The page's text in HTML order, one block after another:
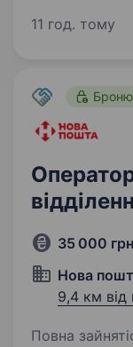
видача продукції
11 год. тому
35 000 грн
Нова
9,4 км від
Повна